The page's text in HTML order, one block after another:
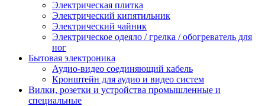
Электрическая плитка
Электрический кипятильник
Электрический чайник
Электрическое одеяло / грелка / обогреватель для
ног
Бытовая электроника
Аудио-видео соединяющий кабель
Кронштейн для аудио и видео систем
Вилки, розетки и устройства промышленные и
специальные